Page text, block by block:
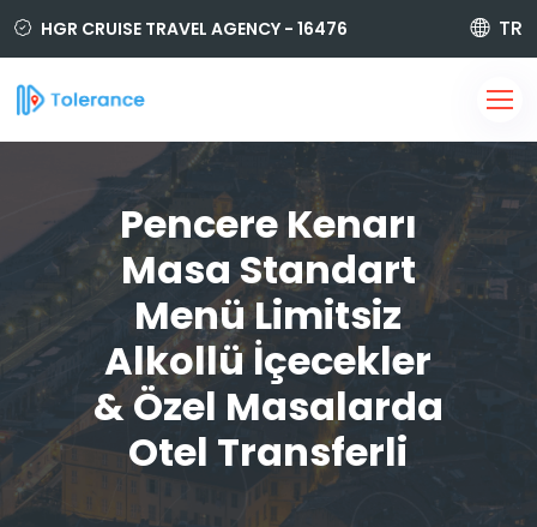
HGR CRUISE TRAVEL AGENCY - 16476 TR
420 6464
Yeni Üyelik
Üye Girişi
Pencere Kenarı
Masa Standart
Menü Limitsiz
Alkollü İçecekler
& Özel Masalarda
Otel Transferli